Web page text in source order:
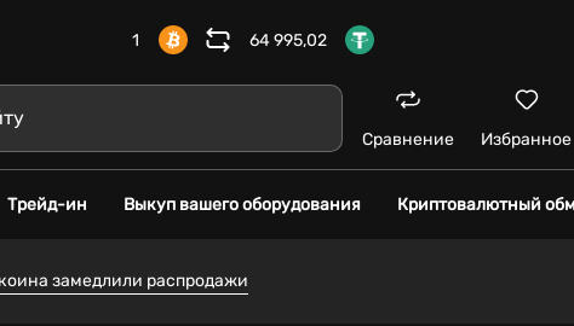
1 64 995,02
Сравнение Избранное
Трейд-ин Выкуп вашего оборудования Криптовалютный
замедлили распродажи